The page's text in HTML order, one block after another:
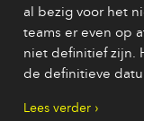
al bezig voor het
teams er even op
niet definitief zijn.
de definitieve
Lees verder